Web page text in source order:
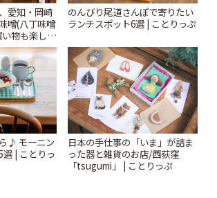
愛知・岡崎
噌(八丁味噌
物も楽しみ
のんびり尾道さんぽで寄りたい
ランチスポット6選 | ことりっぷ
♪ モーニン
| ことりっ
日本の手仕事の「いま」が詰ま
った器と雑貨のお店/西荻窪
「tsugumi」 | ことりっぷ